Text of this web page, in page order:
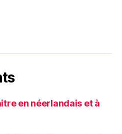
en néerlandais et à